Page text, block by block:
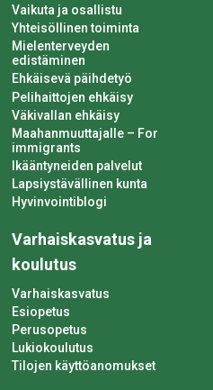
Vaikuta ja osallistu
Yhteisöllinen toiminta
Mielenterveyden
edistäminen
Ehkäisevä päihdetyö
Pelihaittojen ehkäisy
Väkivallan ehkäisy
Maahanmuuttajalle – For
immigrants
Ikääntyneiden palvelut
Lapsiystävällinen kunta
Hyvinvointiblogi
Varhaiskasvatus ja
koulutus
Varhaiskasvatus
Esiopetus
Perusopetus
Lukiokoulutus
Tilojen käyttöanomukset